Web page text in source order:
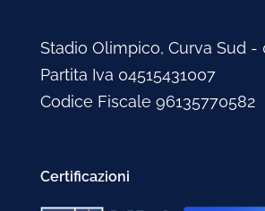
Stadio Olimpico, Curva Sud -
Partita Iva 04515431007
Codice Fiscale 96135770582
Certificazioni